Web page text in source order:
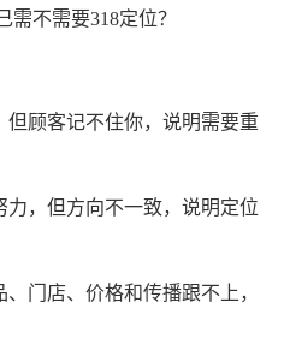
需不需要318定位？
顾客记不住你，说明需要重
，但方向不一致，说明定位
门店、价格和传播跟不上，